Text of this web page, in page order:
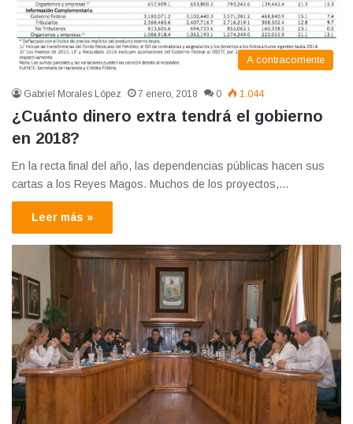
A contracorriente
Gabriel Morales López 7 enero, 2018 0 1.044
¿Cuánto dinero extra tendrá el gobierno
en 2018?
En la recta final del año, las dependencias públicas hacen sus
cartas a los Reyes Magos. Muchos de los proyectos,…
Leer más »